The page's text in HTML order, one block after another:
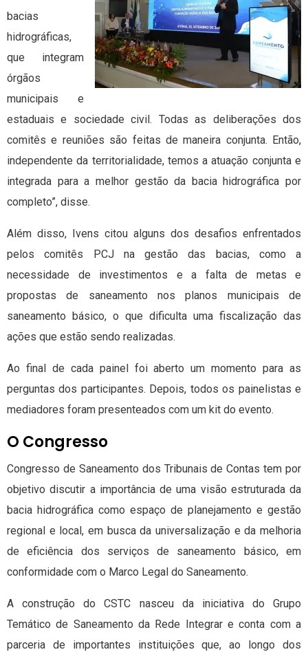
bacias
hidrográficas,
que integram
órgãos
municipais e
estaduais e sociedade civil. Todas as deliberações dos
comitês e reuniões são feitas de maneira conjunta. Então,
independente da territorialidade, temos a atuação conjunta e
integrada para a melhor gestão da bacia hidrográfica por
completo”, disse.
Além disso, Ivens citou alguns dos desafios enfrentados
pelos comitês PCJ na gestão das bacias, como a
necessidade de investimentos e a falta de metas e
propostas de saneamento nos planos municipais de
saneamento básico, o que dificulta uma fiscalização das
ações que estão sendo realizadas.
Ao final de cada painel foi aberto um momento para as
perguntas dos participantes. Depois, todos os painelistas e
mediadores foram presenteados com um kit do evento.
O Congresso
Congresso de Saneamento dos Tribunais de Contas tem por
objetivo discutir a importância de uma visão estruturada da
bacia hidrográfica como espaço de planejamento e gestão
regional e local, em busca da universalização e da melhoria
de eficiência dos serviços de saneamento básico, em
conformidade com o Marco Legal do Saneamento.
A construção do CSTC nasceu da iniciativa do Grupo
Temático de Saneamento da Rede Integrar e conta com a
parceria de importantes instituições que, ao longo dos